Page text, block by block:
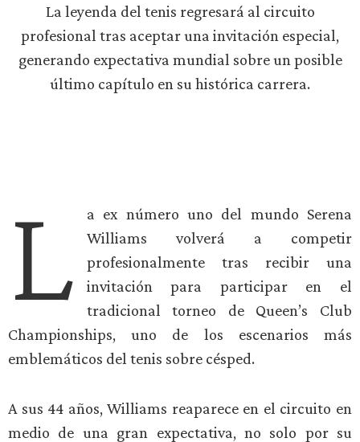
La leyenda del tenis regresará al circuito
profesional tras aceptar una invitación especial,
generando expectativa mundial sobre un posible
último capítulo en su histórica carrera.
L
a ex número uno del mundo Serena
Williams volverá a competir
profesionalmente tras recibir una
invitación para participar en el
tradicional torneo de Queen’s Club
Championships, uno de los escenarios más
emblemáticos del tenis sobre césped.
A sus 44 años, Williams reaparece en el circuito en
medio de una gran expectativa, no solo por su